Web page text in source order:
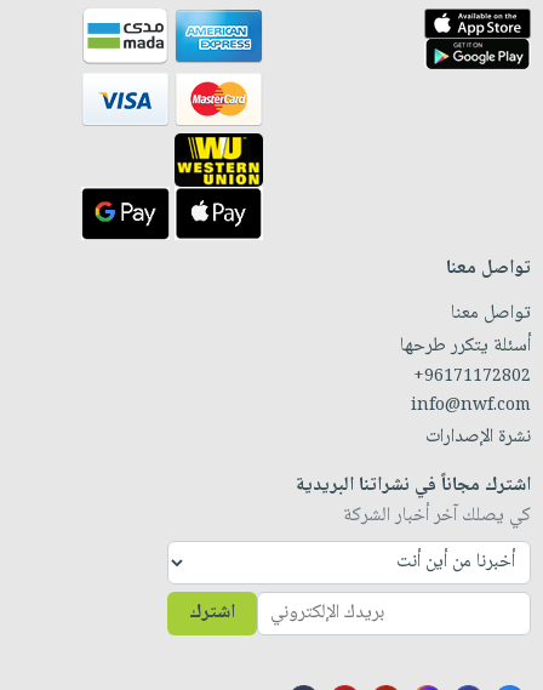
تواصل معنا
تواصل معنا
أسئلة يتكرر طرحها
+96171172802
info@nwf.com
نشرة الإصدارات
اشترك مجاناً في نشراتنا البريدية
كي يصلك آخر أخبار الشركة
اشترك